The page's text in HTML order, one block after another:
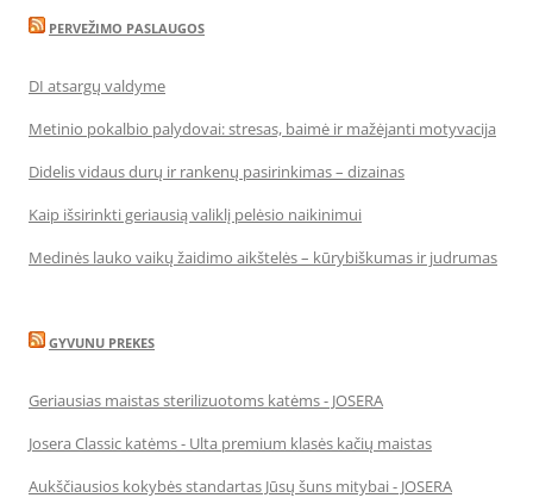
PERVEŽIMO PASLAUGOS
DI atsargų valdyme
Metinio pokalbio palydovai: stresas, baimė ir mažėjanti motyvacija
Didelis vidaus durų ir rankenų pasirinkimas – dizainas
Kaip išsirinkti geriausią valiklį pelėsio naikinimui
Medinės lauko vaikų žaidimo aikštelės – kūrybiškumas ir judrumas
GYVUNU PREKES
Geriausias maistas sterilizuotoms katėms - JOSERA
Josera Classic katėms - Ulta premium klasės kačių maistas
Aukščiausios kokybės standartas Jūsų šuns mitybai - JOSERA